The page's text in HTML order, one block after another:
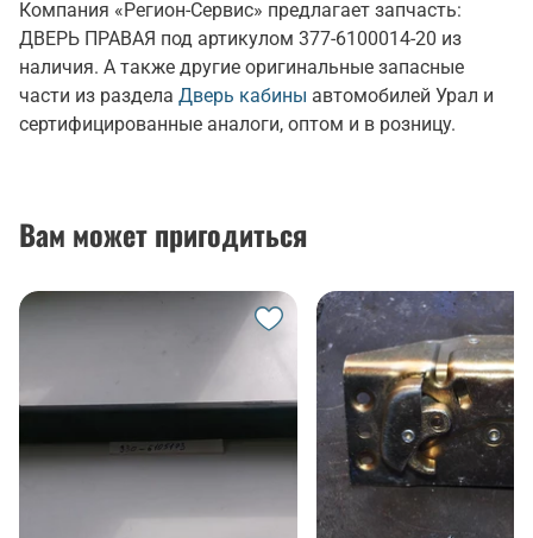
Компания «Регион-Сервис» предлагает запчасть:
ДВЕРЬ ПРАВАЯ под артикулом 377-6100014-20 из
наличия. А также другие оригинальные запасные
части из раздела Дверь кабины автомобилей Урал и
сертифицированные аналоги, оптом и в розницу.
Вам может пригодиться